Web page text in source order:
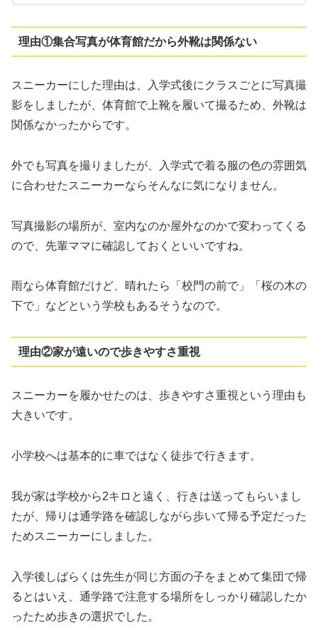
理由①集合写真が体育館だから外靴は関係ない
スニーカーにした理由は、入学式後にクラスごとに写真撮
影をしましたが、体育館で上靴を履いて撮るため、外靴は
関係なかったからです。
外でも写真を撮りましたが、入学式で着る服の色の雰囲気
に合わせたスニーカーならそんなに気になりません。
写真撮影の場所が、室内なのか屋外なのかで変わってくる
ので、先輩ママに確認しておくといいですね。
雨なら体育館だけど、晴れたら「校門の前で」「桜の木の
下で」などという学校もあるそうなので。
理由②家が遠いので歩きやすさ重視
スニーカーを履かせたのは、歩きやすさ重視という理由も
大きいです。
小学校へは基本的に車ではなく徒歩で行きます。
我が家は学校から2キロと遠く、行きは送ってもらいまし
たが、帰りは通学路を確認しながら歩いて帰る予定だった
ためスニーカーにしました。
入学後しばらくは先生が同じ方面の子をまとめて集団で帰
るとはいえ、通学路で注意する場所をしっかり確認したか
ったため歩きの選択でした。